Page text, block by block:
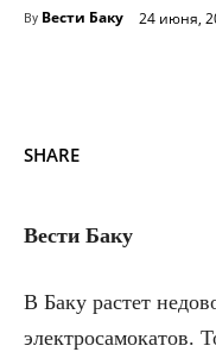
By Вести Баку 24 июня,
SHARE
Вести Баку
В Баку растет
электросамокатов.